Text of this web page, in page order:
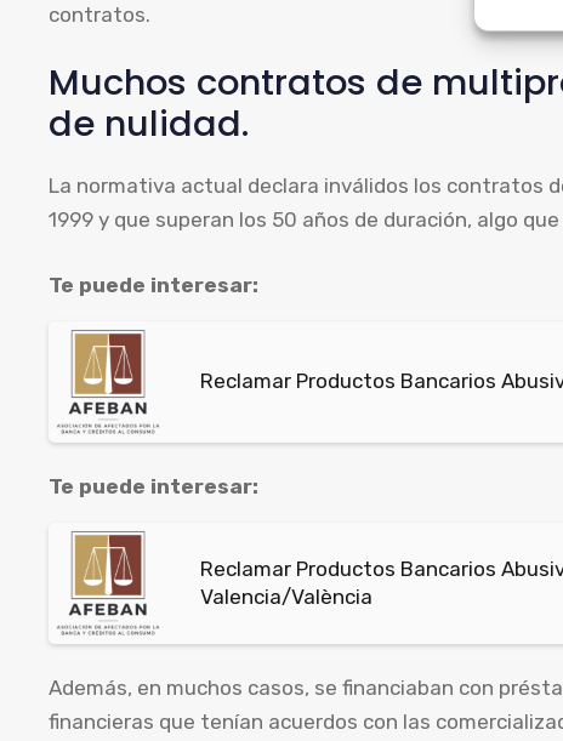
contratos.
Muchos contratos de
de nulidad.
La normativa actual declara inválidos los contratos
1999 y que superan los 50 años de duración, algo
Te puede interesar:
Reclamar Productos Bancarios
Te puede interesar:
Reclamar Productos Bancarios
Valencia/València
Además, en muchos casos, se financiaban con
financieras que tenían acuerdos con las